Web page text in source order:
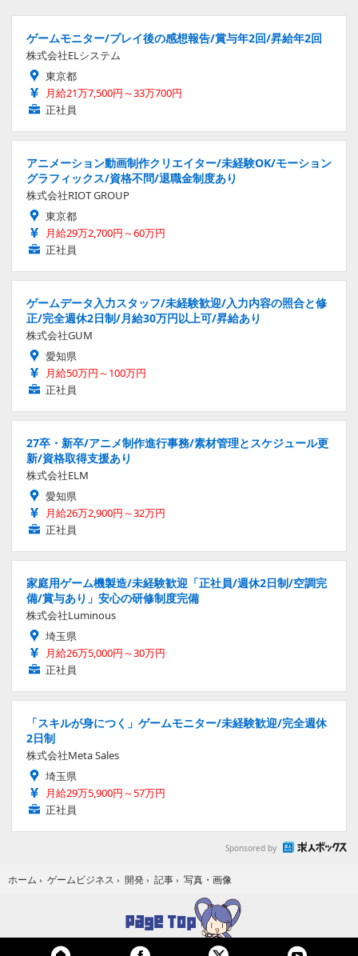
ゲームモニター/プレイ後の感想報告/賞与年2回/昇給年2回
株式会社ELシステム
東京都
月給21万7,500円～33万700円
正社員
アニメーション動画制作クリエイター/未経験OK/モーション
グラフィックス/資格不問/退職金制度あり
株式会社RIOT GROUP
東京都
月給29万2,700円～60万円
正社員
ゲームデータ入力スタッフ/未経験歓迎/入力内容の照合と修
正/完全週休2日制/月給30万円以上可/昇給あり
株式会社GUM
愛知県
月給50万円～100万円
正社員
27卒・新卒/アニメ制作進行事務/素材管理とスケジュール更
新/資格取得支援あり
株式会社ELM
愛知県
月給26万2,900円～32万円
正社員
家庭用ゲーム機製造/未経験歓迎「正社員/週休2日制/空調完
備/賞与あり」安心の研修制度完備
株式会社Luminous
埼玉県
月給26万5,000円～30万円
正社員
「スキルが身につく」ゲームモニター/未経験歓迎/完全週休
2日制
株式会社Meta Sales
埼玉県
月給29万5,900円～57万円
正社員
Sponsored by
ホーム › ゲームビジネス › 開発 › 記事 › 写真・画像